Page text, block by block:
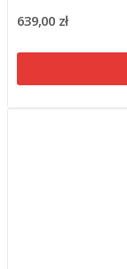
639,00 zł